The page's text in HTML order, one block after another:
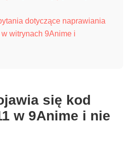
dotyczące naprawiania
w witrynach 9Anime i
się kod
w 9Anime i nie